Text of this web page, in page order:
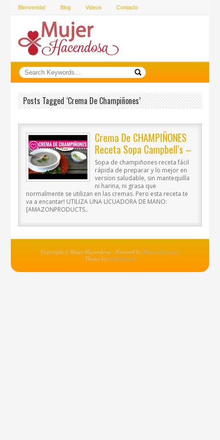
Bienvenida! Blog Videos Contacto
Posts Tagged ‘crema De Champiñones’
Crema De CHAMPIÑONES
Receta Sopa Campbell’s –
Las Recetas De Laura
Recetas De Comida
Saludable
Sopa de champiñones receta fácil
rápida de preparar y lo mejor en
version saludable, sin mantequilla
ni harina, ni grasa que
normalmente se utilizan en las cremas. Pero esta receta te
va a encantar! UTILIZA UNA LICUADORA DE MANO:
[AMAZONPRODUCTS..
Copyright © Mujer Hacendosa - Powered by MejoresInventos
Theme by Infochip.net